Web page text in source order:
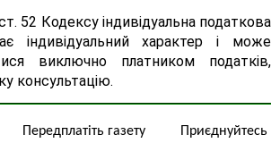
52 Кодексу індивідуальна податкова
індивідуальний характер і може
виключно платником податків,
консультацію.
Передплатіть газету
Приєднуйтесь